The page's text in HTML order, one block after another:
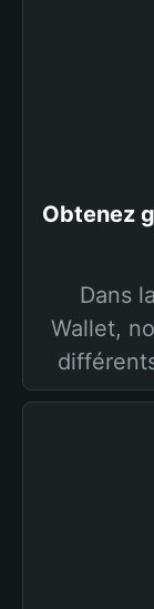
Obtenez
Dans
Wallet,